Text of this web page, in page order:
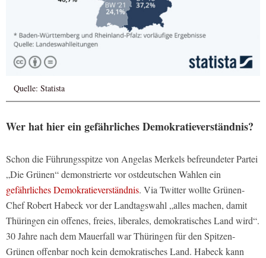
Quelle: Statista
Wer hat hier ein gefährliches Demokratieverständnis?
Schon die Führungsspitze von Angelas Merkels befreundeter Partei
„Die Grünen“ demonstrierte vor ostdeutschen Wahlen ein
gefährliches Demokratieverständnis. Via Twitter wollte Grünen-
Chef Robert Habeck vor der Landtagswahl „alles machen, damit
Thüringen ein offenes, freies, liberales, demokratisches Land wird“.
30 Jahre nach dem Mauerfall war Thüringen für den Spitzen-
Grünen offenbar noch kein demokratisches Land. Habeck kann